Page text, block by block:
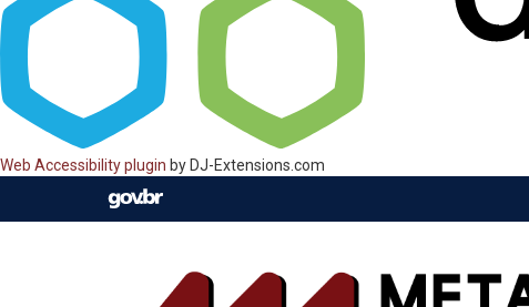
Web Accessibility plugin by DJ-Extensions.com